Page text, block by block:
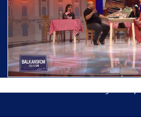
Ispraćaj Pojasa Presvete
Hrama Svetog Save